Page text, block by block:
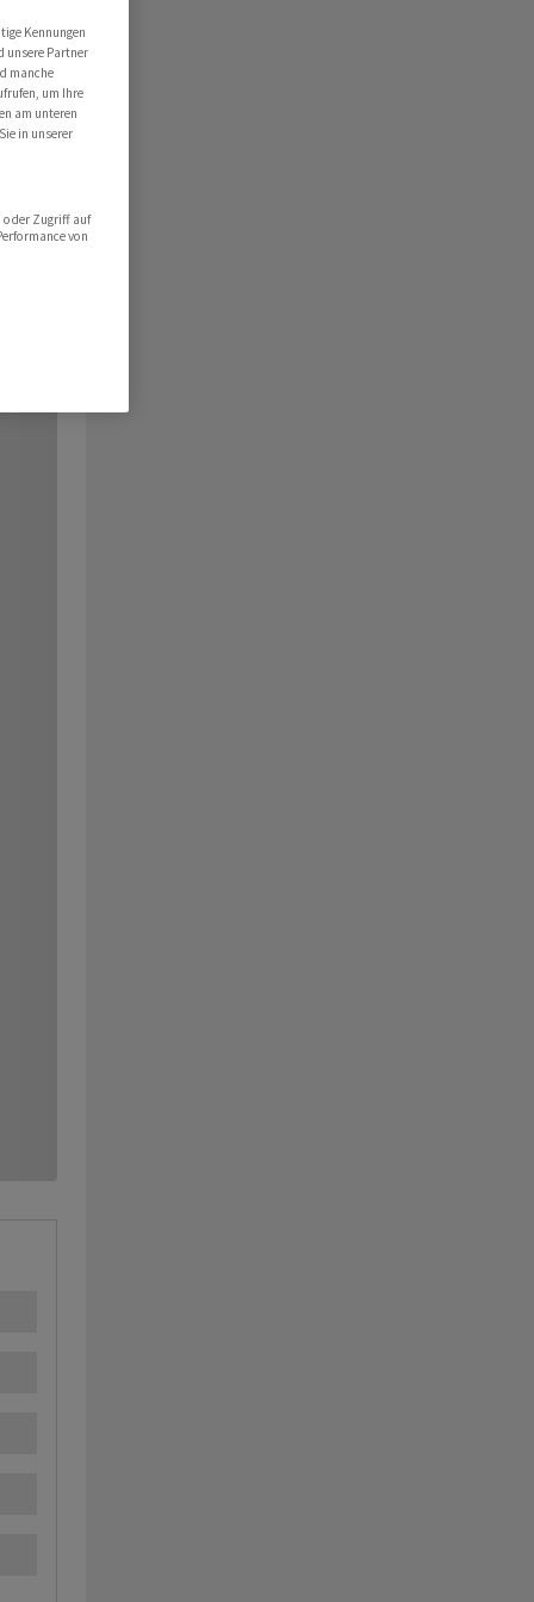
Kennungen
unsere Partner
manche
um Ihre
am unteren
in unserer
oder Zugriff auf
von